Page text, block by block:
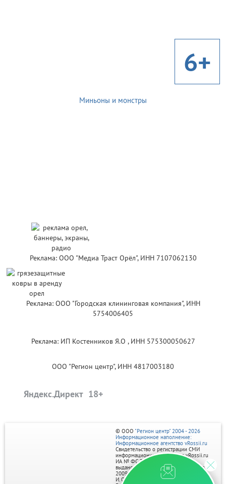
6+
Миньоны и монстры
Реклама: ООО "Медиа Траст Орёл", ИНН 7107062130
Реклама: ООО "Городская клининговая компания", ИНН
5754006405
Реклама: ИП Костенников Я.О , ИНН 575300050627
ООО "Регион центр", ИНН 4817003180
Яндекс.Директ
© ООО "Регион центр" 2004 - 2026
Информационное наполнение:
Информационное агентство vRossii.ru
Свидетельство о регистрации СМИ
информационного агентства vRossii.ru
ИА № ФС 77‑35502
выдано РОСКОМНАДЗОРом 04 марта
2009г.
И. О. Главного редактора Нарыков А. Н.